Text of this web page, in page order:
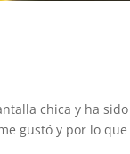
chica y ha
gustó y por lo